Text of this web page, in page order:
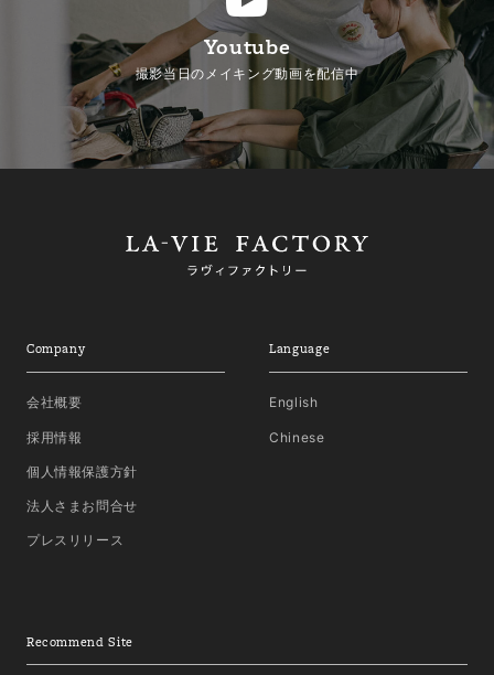
Youtube
撮影当日のメイキング動画を配信中
Company
会社概要
採用情報
個人情報保護方針
法人さまお問合せ
プレスリリース
Language
English
Chinese
Recommend Site